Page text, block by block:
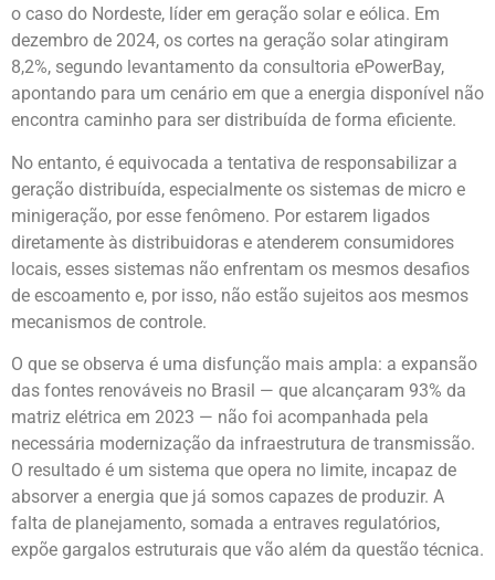
o caso do Nordeste, líder em geração solar e eólica. Em
dezembro de 2024, os cortes na geração solar atingiram
8,2%, segundo levantamento da consultoria ePowerBay,
apontando para um cenário em que a energia disponível não
encontra caminho para ser distribuída de forma eficiente.
No entanto, é equivocada a tentativa de responsabilizar a
geração distribuída, especialmente os sistemas de micro e
minigeração, por esse fenômeno. Por estarem ligados
diretamente às distribuidoras e atenderem consumidores
locais, esses sistemas não enfrentam os mesmos desafios
de escoamento e, por isso, não estão sujeitos aos mesmos
mecanismos de controle.
O que se observa é uma disfunção mais ampla: a expansão
das fontes renováveis no Brasil — que alcançaram 93% da
matriz elétrica em 2023 — não foi acompanhada pela
necessária modernização da infraestrutura de transmissão.
O resultado é um sistema que opera no limite, incapaz de
absorver a energia que já somos capazes de produzir. A
falta de planejamento, somada a entraves regulatórios,
expõe gargalos estruturais que vão além da questão técnica.